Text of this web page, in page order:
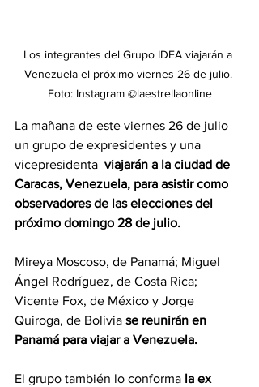
Los integrantes del Grupo IDEA viajarán a
Venezuela el próximo viernes 26 de julio.
Foto: Instagram @laestrellaonline
La mañana de este viernes 26 de julio
un grupo de expresidentes y una
vicepresidenta viajarán a la ciudad de
Caracas, Venezuela, para asistir como
observadores de las elecciones del
próximo domingo 28 de julio.
Mireya Moscoso, de Panamá; Miguel
Ángel Rodríguez, de Costa Rica;
Vicente Fox, de México y Jorge
Quiroga, de Bolivia se reunirán en
Panamá para viajar a Venezuela.
El grupo también lo conforma la ex